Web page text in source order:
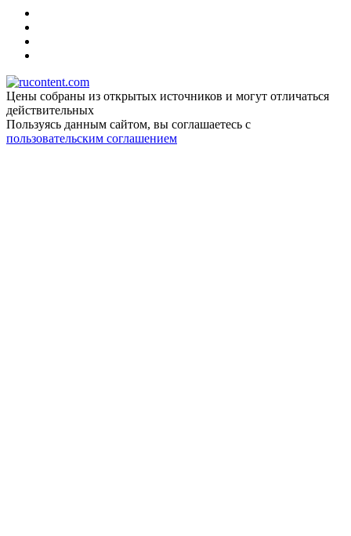
Цены собраны из открытых источников и могут отличаться
действительных
Пользуясь данным сайтом, вы соглашаетесь c
пользовательским соглашением